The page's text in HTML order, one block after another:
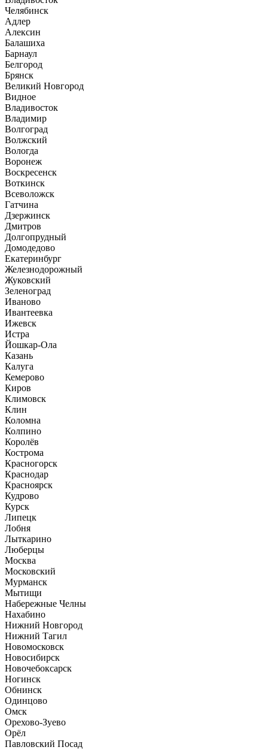
Челябинск
Адлер
Алексин
Балашиха
Барнаул
Белгород
Брянск
Великий Новгород
Видное
Владивосток
Владимир
Волгоград
Волжский
Вологда
Воронеж
Воскресенск
Воткинск
Всеволожск
Гатчина
Дзержинск
Дмитров
Долгопрудный
Домодедово
Екатеринбург
Железнодорожный
Жуковский
Зеленоград
Иваново
Ивантеевка
Ижевск
Истра
Йошкар-Ола
Казань
Калуга
Кемерово
Киров
Климовск
Клин
Коломна
Колпино
Королёв
Кострома
Красногорск
Краснодар
Красноярск
Кудрово
Курск
Липецк
Лобня
Лыткарино
Люберцы
Москва
Московский
Мурманск
Мытищи
Набережные Челны
Нахабино
Нижний Новгород
Нижний Тагил
Новомосковск
Новосибирск
Новочебоксарск
Ногинск
Обнинск
Одинцово
Омск
Орехово-Зуево
Орёл
Павловский Посад